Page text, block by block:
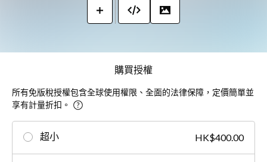
購買授權
所有免版稅授權包含全球使用權限、全面的法律保障，定價簡單並
享有計量折扣。
超小 HK$400.00